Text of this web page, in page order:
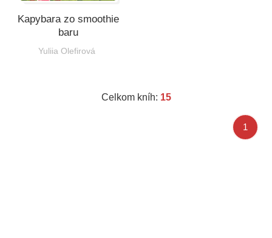
Kapybara zo smoothie
baru
Yuliia Olefirová
Celkom kníh: 15
1